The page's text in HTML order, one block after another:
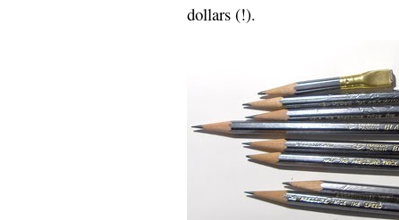
dollars (!).